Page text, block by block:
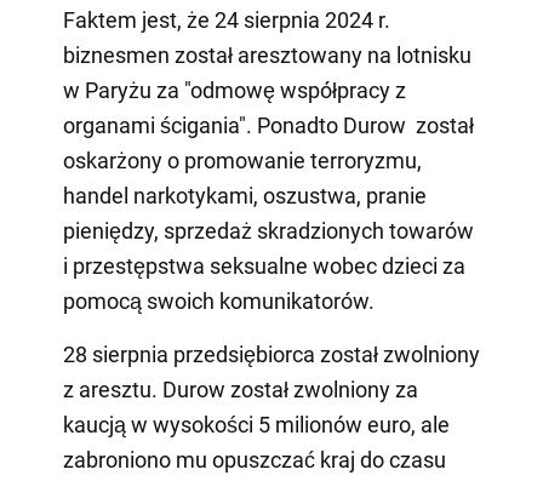
Faktem jest, że 24 sierpnia 2024 r.
biznesmen został aresztowany na lotnisku
w Paryżu za "odmowę współpracy z
organami ścigania". Ponadto Durow został
oskarżony o promowanie terroryzmu,
handel narkotykami, oszustwa, pranie
pieniędzy, sprzedaż skradzionych towarów
i przestępstwa seksualne wobec dzieci za
pomocą swoich komunikatorów.
28 sierpnia przedsiębiorca został zwolniony
z aresztu. Durow został zwolniony za
kaucją w wysokości 5 milionów euro, ale
zabroniono mu opuszczać kraj do czasu